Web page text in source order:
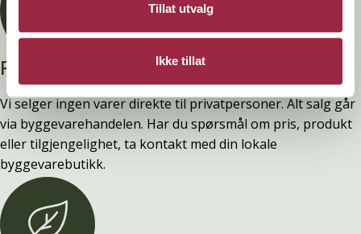
Tillat utvalg
Ikke tillat
Privatperson?
Vi selger ingen varer direkte til privatpersoner. Alt salg går
via byggevarehandelen. Har du spørsmål om pris, produkt
eller tilgjengelighet, ta kontakt med din lokale
byggevarebutikk.